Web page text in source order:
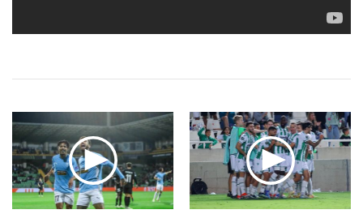
Κύπρος
Κληρώσεις Allwyn
Οικονομική
Οικονομία
Real Estate
Επιχειρήσεις
Νέα
Αυτοκίνηση
Αφιερώματα
Πολιτική
Οικονομία
Γενικά